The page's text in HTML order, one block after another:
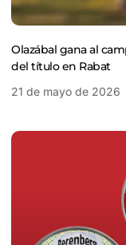
Olazábal gana al
del título en Rabat
21 de mayo de 2026